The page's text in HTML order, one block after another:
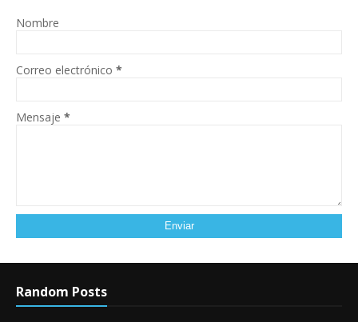
Nombre
Correo electrónico *
Mensaje *
Random Posts